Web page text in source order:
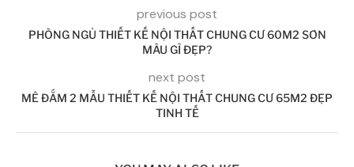
previous post
PHÒNG NGỦ THIẾT KẾ NỘI THẤT CHUNG CƯ 60M2 SƠN
MÀU GÌ ĐẸP?
next post
MÊ ĐẮM 2 MẪU THIẾT KẾ NỘI THẤT CHUNG CƯ 65M2 ĐẸP
TINH TẾ